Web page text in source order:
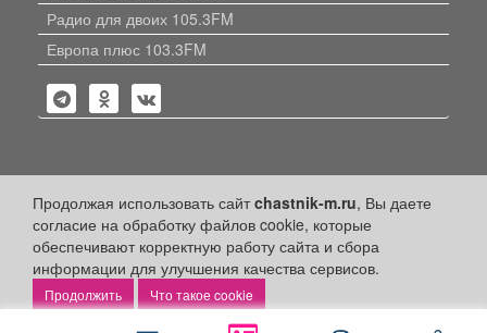
Продолжая использовать сайтchastnik-m.ru, Вы даете
согласие на обработку файлов cookie, которые
обеспечивают корректную работу сайта и сбора
информации для улучшения качества сервисов.
Что такое cookie
Радио для двоих 105.3FM
Европа плюс 103.3FM
Политика конфиденциальности
Публикации с пометкой «Реклама», «На правах рекламы»,
«Партнёрский проект» оплачены рекламодателем.
Редакция сайта не несет ответственности за достоверность
информации, содержащейся в рекламных материалах и
объявлениях.